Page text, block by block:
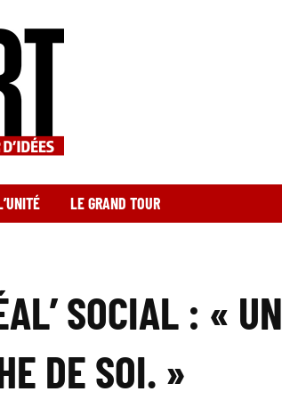
LE GRAND TOUR
SOCIAL : « UN
DE SOI. »